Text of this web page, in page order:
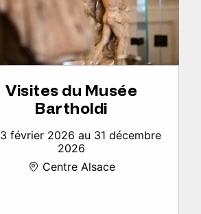
Visites du Musée
Bartholdi
février 2026 au 31 décembre
2026
Centre Alsace